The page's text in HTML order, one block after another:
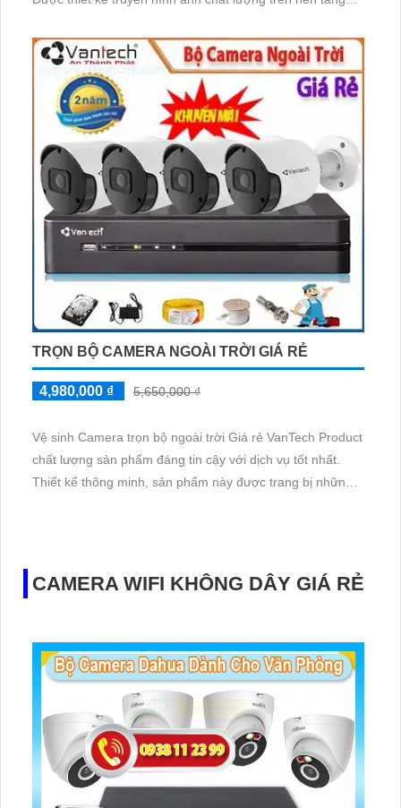
trải nghiệm xem hình ảnh sắc nét và chất lượng cao. Đặc
biệt, những mẫu mã này chắc chắn tính thẩm mỹ và sự
lưu hành nhất quán với môi trường bên ngoài
TRỌN BỘ CAMERA NGOÀI TRỜI GIÁ RẺ
4,980,000 ₫ 5,650,000 ₫
Vệ sinh Camera trọn bộ ngoài trời Giá rẻ VanTech Product
chất lượng sản phẩm đáng tin cậy với dịch vụ tốt nhất.
Thiết kế thông minh, sản phẩm này được trang bị những
CAMERA WIFI KHÔNG DÂY GIÁ RẺ